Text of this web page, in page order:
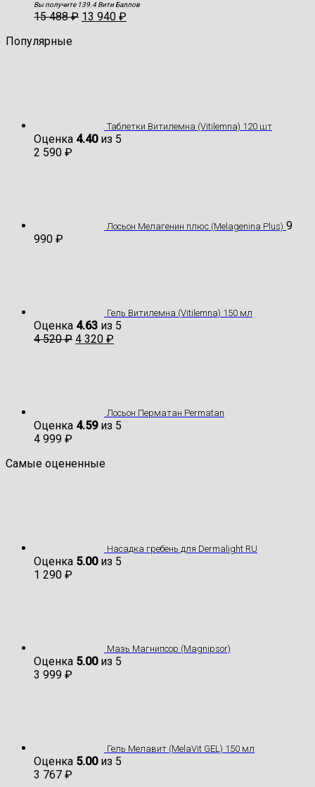
Вы получите 139.4 Вити Баллов
15 488₽ 13 940 ₽
Популярные
Таблетки Витилемна (Vitilemna) 120 шт
Оценка 4.40из 5
2 590 ₽
Лосьон Мелагенин плюс (Melagenina Plus) 9
990 ₽
Гель Витилемна (Vitilemna) 150 мл
Оценка 4.63 из 5
4 520₽ 4 320 ₽
Лосьон Перматан Permatan
Оценка 4.59из 5
4 999 ₽
Самые оцененные
Насадка гребень для Dermalight RU
Оценка 5.00из 5
1 290 ₽
Мазь Магнипсор (Magnipsor)
Оценка 5.00из 5
3 999 ₽
Гель Мелавит (MelaVit GEL) 150 мл
Оценка 5.00из 5
3 767 ₽